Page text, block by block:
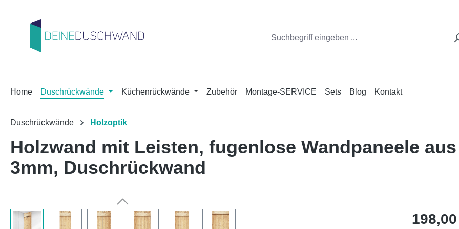
Home Duschrückwände Küchenrückwände Zubehör Montage-SERVICE Sets Blog Kontakt
Duschrückwände Holzoptik
Holzwand mit Leisten, fugenlose Wandpaneele
3mm, Duschrückwand
Regulärer